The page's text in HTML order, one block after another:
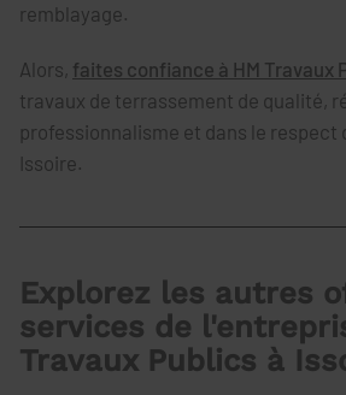
remblayage.
Alors, faites confiance à HM Travaux
travaux de terrassement de qualité,
professionnalisme et dans le respect
Issoire.
Explorez les autres
services de
Travaux Publics à